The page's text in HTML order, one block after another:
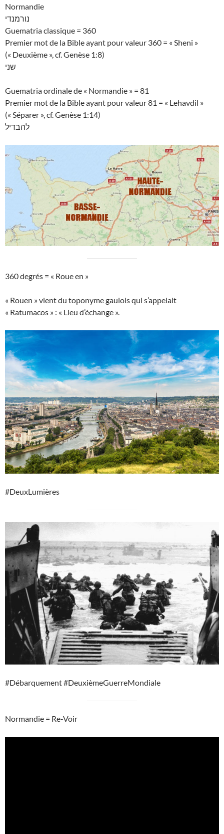
Normandie
נורמנדי
Guematria classique = 360
Premier mot de la Bible ayant pour valeur 360 = « Sheni »
(« Deuxième », cf. Genèse 1:8)
שני
Guematria ordinale de « Normandie » = 81
Premier mot de la Bible ayant pour valeur 81 = « Lehavdil »
(« Séparer », cf. Genèse 1:14)
להבדיל
360 degrés = « Roue en »
« Rouen » vient du toponyme gaulois qui s’appelait
« Ratumacos » : « Lieu d’échange ».
#DeuxLumières
#Débarquement #DeuxièmeGuerreMondiale
Normandie = Re-Voir